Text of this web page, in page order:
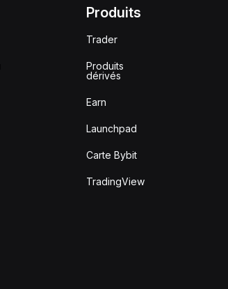
Produits
Trader
Produits
dérivés
Earn
Launchpad
Carte Bybit
TradingView